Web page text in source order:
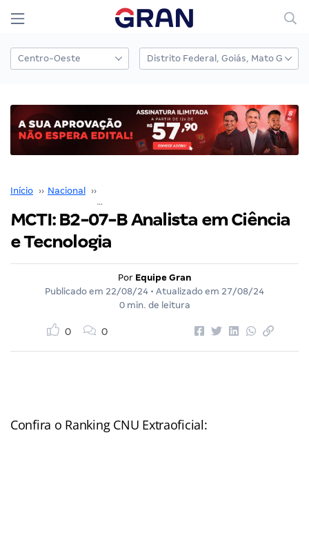
Início ›› Nacional ››
MCTI: B2-07-B Analista em Ciência
e Tecnologia
Por Equipe Gran
Publicado em 22/08/24 • Atualizado em 27/08/24
0 min. de leitura
0 0
Confira o Ranking CNU Extraoficial: